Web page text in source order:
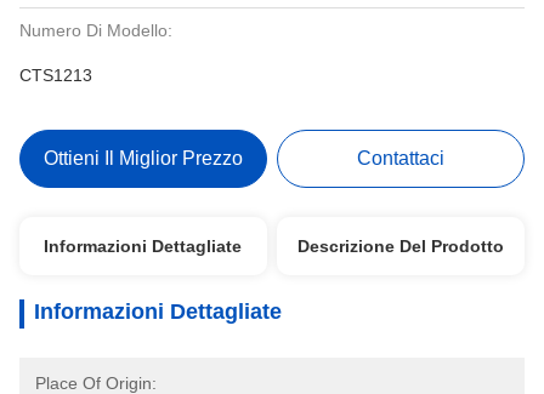
Numero Di Modello:
CTS1213
Ottieni Il Miglior Prezzo Contattaci
Informazioni Dettagliate Descrizione Del Prodotto
Informazioni Dettagliate
Place Of Origin: